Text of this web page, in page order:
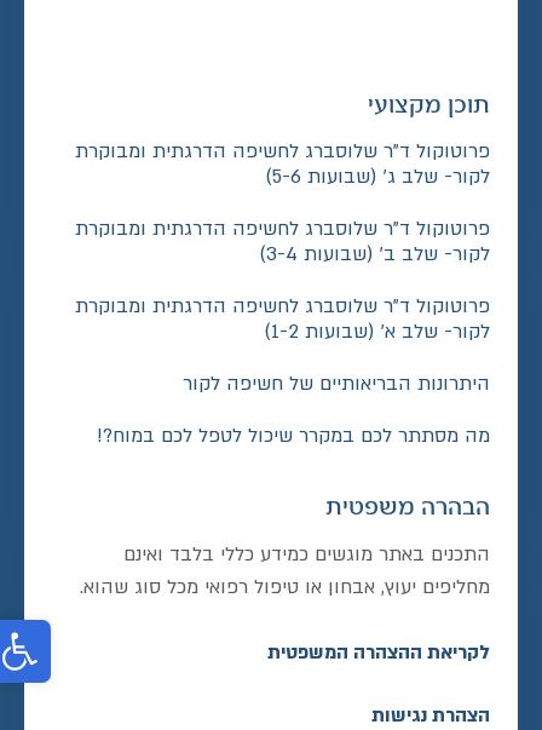
תוכן מקצועי
פרוטוקול ד”ר שלוסברג לחשיפה הדרגתית ומבוקרת
לקור- שלב ג’ (שבועות 5-6)
פרוטוקול ד”ר שלוסברג לחשיפה הדרגתית ומבוקרת
לקור- שלב ב’ (שבועות 3-4)
פרוטוקול ד”ר שלוסברג לחשיפה הדרגתית ומבוקרת
לקור- שלב א’ (שבועות 1-2)
היתרונות הבריאותיים של חשיפה לקור
מה מסתתר לכם במקרר שיכול לטפל לכם במוח?!
הבהרה משפטית
התכנים באתר מוגשים כמידע כללי בלבד ואינם
מחליפים יעוץ, אבחון או טיפול רפואי מכל סוג שהוא.
לקריאת ההצהרה המשפטית
הצהרת נגישות